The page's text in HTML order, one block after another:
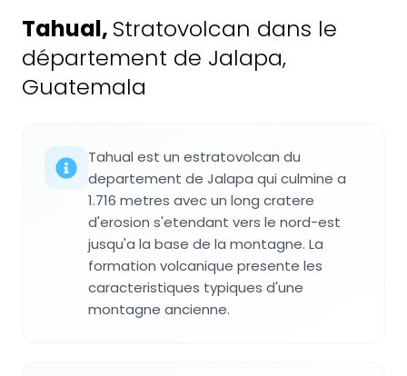
Tahual, Stratovolcan dans le
département de Jalapa,
Guatemala
Tahual est un estratovolcan du
departement de Jalapa qui culmine a
1.716 metres avec un long cratere
d'erosion s'etendant vers le nord-est
jusqu'a la base de la montagne. La
formation volcanique presente les
caracteristiques typiques d'une
montagne ancienne.